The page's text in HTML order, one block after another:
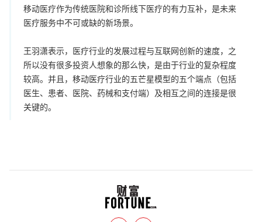
移动医疗作为传统医院和诊所线下医疗的有力互补，是未来
医疗服务中不可或缺的新场景。
王羽潇表示，医疗行业的发展过程与互联网创新的速度，之
所以没有很多投资人想象的那么快，是由于行业的复杂程度
较高。并且，移动医疗行业的五芒星模型的五个端点（包括
医生、患者、医院、药械和支付端）及相互之间的连接是很
关键的。